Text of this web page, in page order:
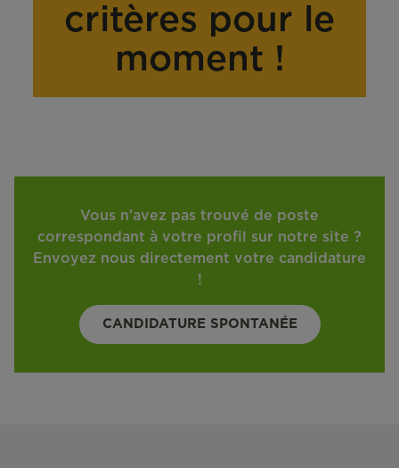
critères pour le
moment !
Vous n'avez pas trouvé de poste
correspondant à votre profil sur notre site ?
Envoyez nous directement votre candidature
!
CANDIDATURE SPONTANÉE